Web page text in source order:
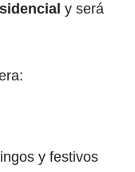
y será
y festivos